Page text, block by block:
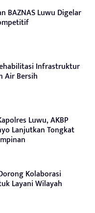
BAZNAS Luwu Digelar
Infrastruktur
Air Bersih
Luwu, AKBP
Lanjutkan Tongkat
Kolaborasi
Layani Wilayah